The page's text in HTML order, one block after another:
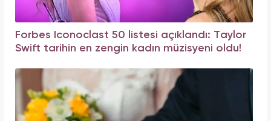
Forbes Iconoclast 50 listesi açıklandı: Taylor
Swift tarihin en zengin kadın müzisyeni oldu!